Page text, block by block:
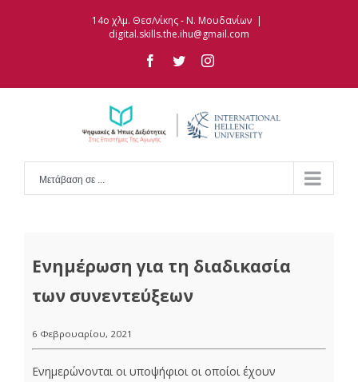
14ο χλμ. Θεσ/νίκης - Ν. Μουδανίων |
digital.skills.the.ihu@gmail.com
facebook
twitterinstagram
Μετάβαση σε ...
Ενημέρωση για τη διαδικασία
των συνεντεύξεων
6 Φεβρουαρίου, 2021
Ενημερώνονται οι υποψήφιοι οι οποίοι έχουν